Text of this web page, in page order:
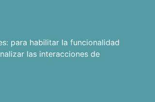
para habilitar la funcionalidad
las interacciones de